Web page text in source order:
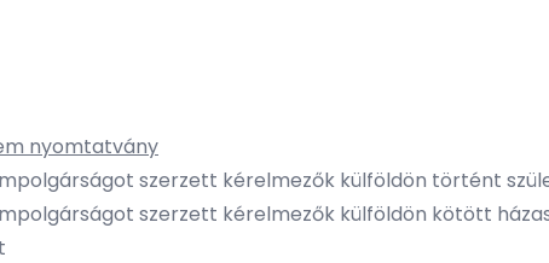
nyomtatvány
szerzett kérelmezők külföldön történt
szerzett kérelmezők külföldön kötött